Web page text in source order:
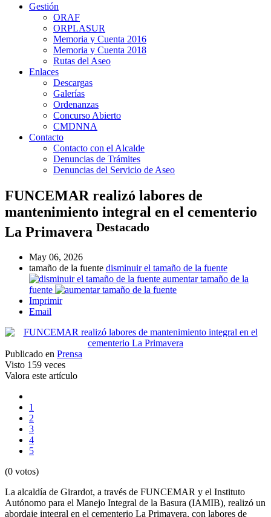
Gestión
ORAF
ORPLASUR
Memoria y Cuenta 2016
Memoria y Cuenta 2018
Rutas del Aseo
Enlaces
Descargas
Galerías
Ordenanzas
Concurso Abierto
CMDNNA
Contacto
Contacto con el Alcalde
Denuncias de Trámites
Denuncias del Servicio de Aseo
FUNCEMAR realizó labores de
mantenimiento integral en el cementerio
La Primavera Destacado
May 06, 2026
tamaño de la fuente disminuir el tamaño de la fuente
aumentar tamaño de la
fuente
Imprimir
Email
Publicado en Prensa
Visto 159 veces
Valora este artículo
1
2
3
4
5
(0 votos)
La alcaldía de Girardot, a través de FUNCEMAR y el Instituto
Autónomo para el Manejo Integral de la Basura (IAMIB), realizó un
abordaje integral en el cementerio La Primavera, con labores de